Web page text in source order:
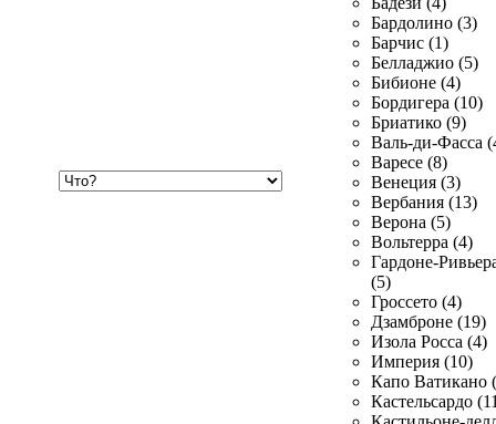
Бардолино (3)
Барчис (1)
Белладжио (5)
Бибионе (4)
Бордигера (10)
Бриатико (9)
Валь-ди-Фасса
Варесе (8)
Венеция (3)
Вербания (13)
Верона (5)
Вольтерра (4)
Гардоне-
(5)
Гроссето (4)
Дзамброне (19)
Изола Росса (4)
Империя (10)
Капо Ватикано
Кастельсардо